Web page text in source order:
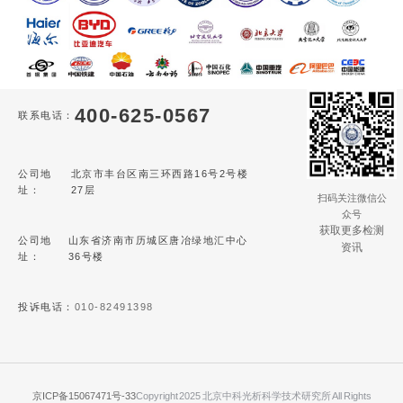
联系电话： 400-625-0567
公司地
址：
北京市丰台区南三环西路16号2号楼
27层
公司地
址：
山东省济南市历城区唐冶绿地汇中心
36号楼
投诉电话： 010-82491398
扫码关注微信公
众号
获取更多检测
资讯
京ICP备15067471号-33Copyright 2025 北京中科光析科学技术研究所 All Rights